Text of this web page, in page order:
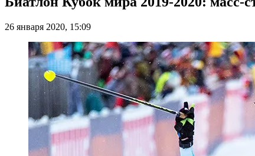
26 января 2020, 15:09